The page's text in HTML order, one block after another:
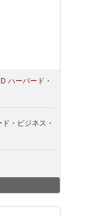
ハーバード・
・ビジネス・